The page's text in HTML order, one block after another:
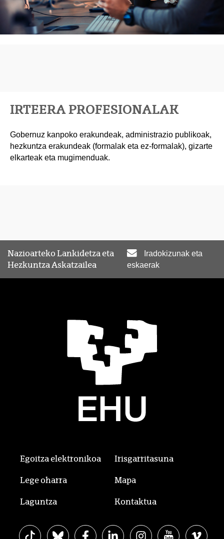
IRTEERA PROFESIONALAK
Gobernuz kanpoko erakundeak, administrazio publikoak,
hezkuntza erakundeak (formalak eta ez-formalak), gizarte
elkarteak eta mugimenduak.
Nazioarteko Lankidetza eta
Hezkuntza Askatzailea
Iradokizunak eta
eskaerak
Egoitza elektronikoa Irisgarritasuna
Lege oharra Mapa
Laguntza Kontaktua